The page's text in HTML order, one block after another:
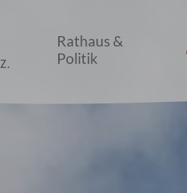
Rathaus &
Politik